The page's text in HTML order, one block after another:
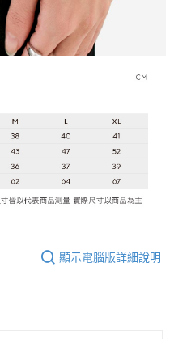
顯示電腦版詳細說明